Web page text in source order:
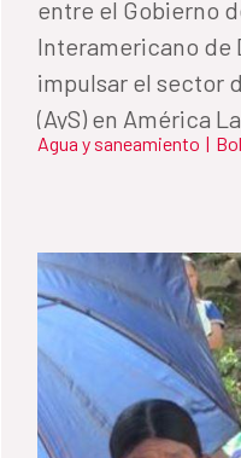
entre el Gobierno
Interamericano de
impulsar el sector
(AyS) en América
presentó la Guía
financiación de la
para América
Europea y del
Agua y
Española de
el Desarrollo
Agua y saneamiento |